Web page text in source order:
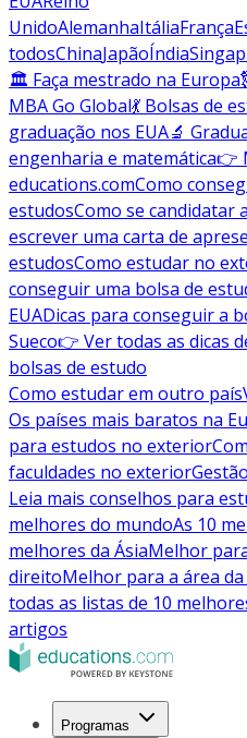
UnidoAlemanhaItáliaFrança
todosChinaJapãoÍndia
🏛 Faça mestrado na Europa
MBA Go Global💃 Bolsas de
graduação nos EUA🔬
engenharia e matemática👉
educations.comComo
estudosComo se candidatar
escrever uma carta de
estudosComo estudar no
conseguir uma bolsa de
EUADicas para conseguir a
Sueco👉 Ver todas as dicas
bolsas de estudo
Como estudar em outro país
Os países mais baratos na
para estudos no exterior
faculdades no exterior
Leia mais conselhos para
melhores do mundoAs 10
melhores da ÁsiaMelhor
direitoMelhor para a área da
todas as listas de 10
artigos
Programas